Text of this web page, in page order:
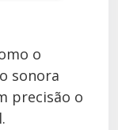
o
sonora
precisão o